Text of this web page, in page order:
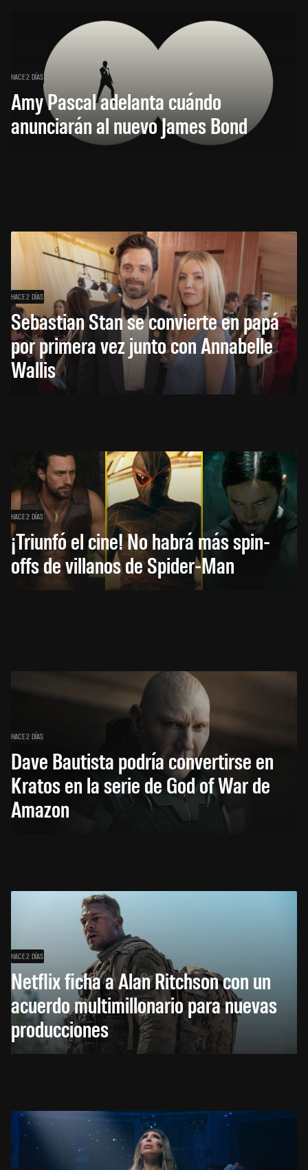
HACE 2 DÍAS
Amy Pascal adelanta cuándo
anunciarán al nuevo James Bond
HACE 2 DÍAS
Sebastian Stan se convierte en papá
por primera vez junto con Annabelle
Wallis
HACE 2 DÍAS
¡Triunfó el cine! No habrá más spin-
offs de villanos de Spider-Man
HACE 2 DÍAS
Dave Bautista podría convertirse en
Kratos en la serie de God of War de
Amazon
HACE 2 DÍAS
Netflix ficha a Alan Ritchson con un
acuerdo multimillonario para nuevas
producciones